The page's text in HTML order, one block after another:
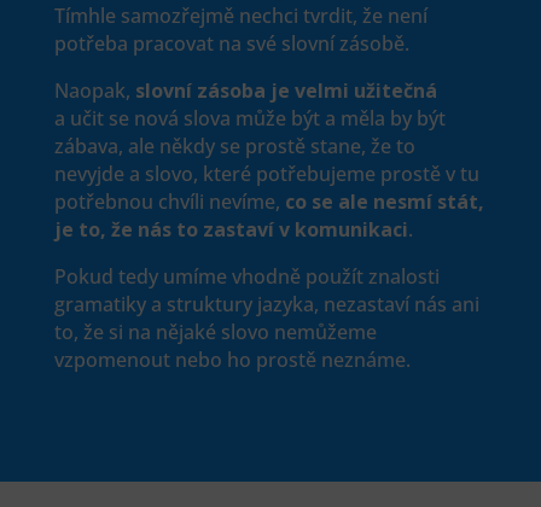
Tímhle samozřejmě nechci tvrdit, že není
potřeba pracovat na své slovní zásobě.
Naopak, slovní zásoba je velmi užitečná
a učit se nová slova může být a měla by být
zábava, ale někdy se prostě stane, že to
nevyjde a slovo, které potřebujeme prostě v tu
potřebnou chvíli nevíme, co se ale nesmí stát,
je to, že nás to zastaví v komunikaci.
Pokud tedy umíme vhodně použít znalosti
gramatiky a struktury jazyka, nezastaví nás ani
to, že si na nějaké slovo nemůžeme
vzpomenout nebo ho prostě neznáme.